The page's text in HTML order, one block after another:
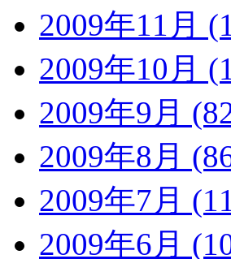
2009年11月
2009年10月
2009年9月
2009年8月
2009年7月
2009年6月